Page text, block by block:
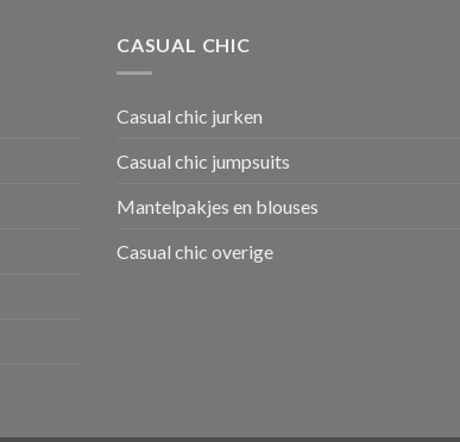
CASUAL CHIC
Casual chic jurken
Casual chic jumpsuits
Mantelpakjes en blouses
Casual chic overige